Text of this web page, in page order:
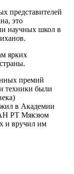
представителей
это
научных школ в
ярких
премий
техники были
в Академии
АН РТ Мякзюм
и вручил им